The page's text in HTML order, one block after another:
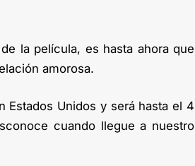
la película, es hasta ahora que
amorosa.
Estados Unidos y será hasta el 4
cuando llegue a nuestro